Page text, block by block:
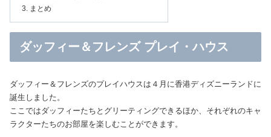
まとめ
ダッフィー＆フレンズ プレイ・ハウス
ダッフィー＆フレンズのプレイハウスは４月に香港ディズニーランドに
誕生しました。
ここではダッフィーたちとグリーティングできるほか、それぞれのキャ
ラクターたちのお部屋を楽しむことができます。